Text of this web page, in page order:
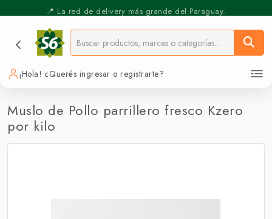
📍 La red de delivery más grande del Paraguay.
⚡️ Pickup Express - Retirás en 30 min.
¡Hola! ¿Querés ingresar o registrarte?
Muslo de Pollo parrillero fresco Kzero
por kilo